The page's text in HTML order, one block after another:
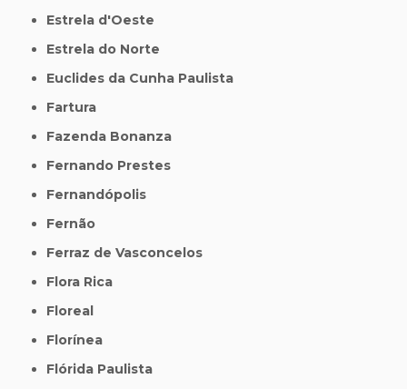
Estrela d'Oeste
Estrela do Norte
Euclides da Cunha Paulista
Fartura
Fazenda Bonanza
Fernando Prestes
Fernandópolis
Fernão
Ferraz de Vasconcelos
Flora Rica
Floreal
Florínea
Flórida Paulista